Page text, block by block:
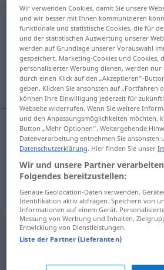
Heine [ɛn]
Übersicht aller Übersetzungen
(Für mehr Details die Übersetzung
Heinrich Heine
Beispiele
HenriHeine
HeinrichHeine
Wir verwenden Cookies, damit Sie unsere
und wir besser mit Ihnen kommunizieren
funktionale und statistische Cookies, die für
und der statistischen Auswertung unserer
werden auf Grundlage unserer Vorauswahl
gespeichert. Marketing-Cookies und Cookies,
personalisierter Werbung dienen, werden nur
durch einen Klick auf den „Akzeptieren“-
geben. Klicken Sie ansonsten auf „Fortfahren
können Ihre Einwilligung jederzeit für
Webseite widerrufen. Wenn Sie weitere
und den Anpassungsmöglichkeiten möchten,
Button „Mehr Optionen“. Weitergehende
Datenverarbeitung entnehmen Sie ansonsten
Datenschutzerklärung. Hier finden Sie unser
Wir und unsere Partner
Folgendes bereitzustellen:
Genaue Geolocation-Daten verwenden.
Identifikation aktiv abfragen. Speichern von
Informationen auf einem Gerät.
Messung von Werbung und Inhalten,
Entwicklung von Dienstleistungen.
Liste der Partner (Lieferanten)